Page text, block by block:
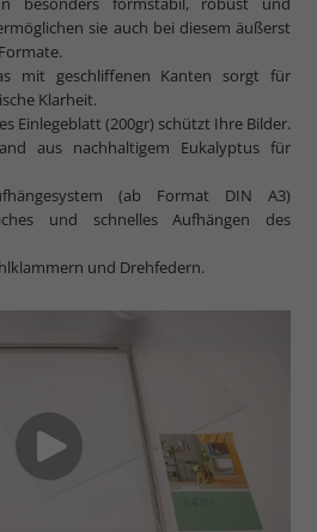
sie auch bei diesem äußerst
mit geschliffenen Kanten sorgt für
Klarheit.
Einlegeblatt (200gr) schützt Ihre Bilder.
aus nachhaltigem Eukalyptus für
(ab Format DIN A3)
und schnelles Aufhängen des
und Drehfedern.